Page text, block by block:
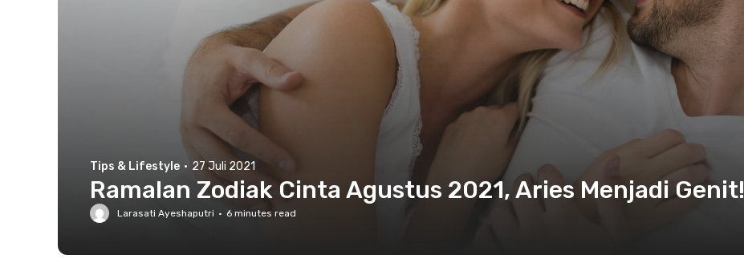
Tips & Lifestyle · 27 Juli 2021
Ramalan Zodiak Cinta Agustus 2021, Aries Menjadi Genit!
Larasati Ayeshaputri · 6 minutes read